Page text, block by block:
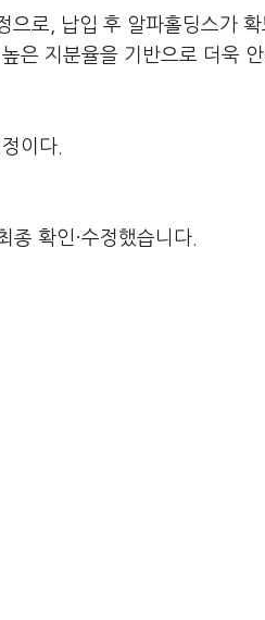
로, 납입 후 알파홀딩스가 확
지분율을 기반으로 더욱 안
이다.
확인·수정했습니다.